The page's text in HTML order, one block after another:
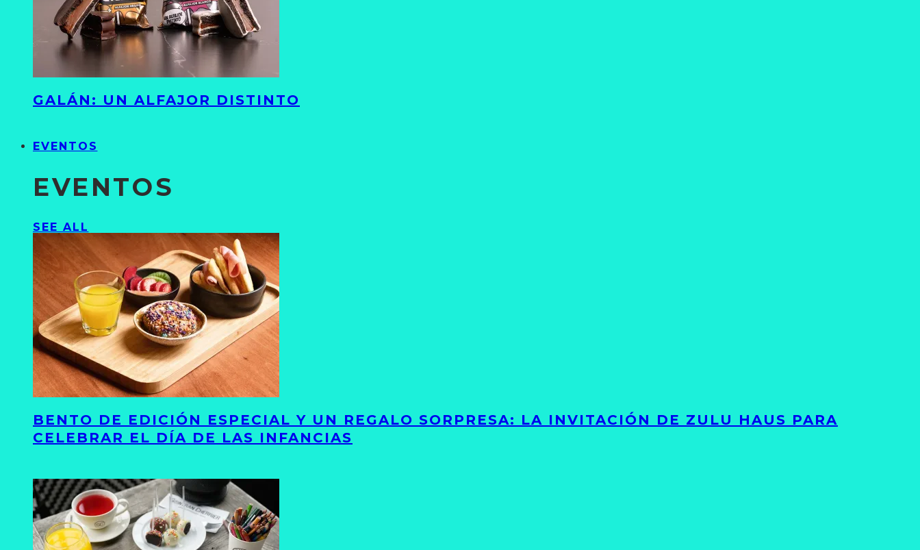
GALÁN: UN ALFAJOR DISTINTO
EVENTOS
EVENTOS
SEE ALL
BENTO DE EDICIÓN ESPECIAL Y UN REGALO SORPRESA: LA INVITACIÓN DE ZULU HAUS PARA
CELEBRAR EL DÍA DE LAS INFANCIAS